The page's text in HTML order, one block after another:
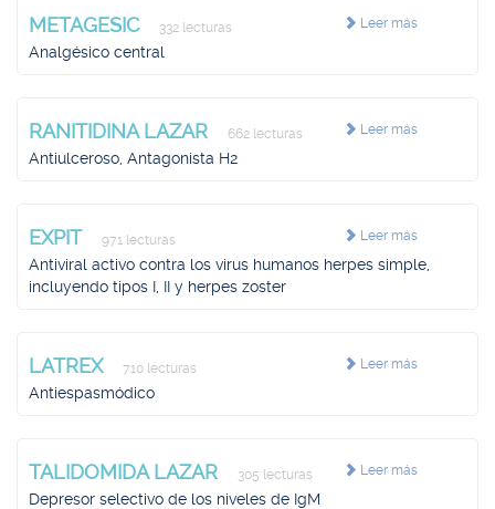
Leer más
METAGESIC 332 lecturas
Analgésico central
Leer más
RANITIDINA LAZAR 662 lecturas
Antiulceroso, Antagonista H2
Leer más
EXPIT 971 lecturas
Antiviral activo contra los virus humanos herpes simple,
incluyendo tipos I, II y herpes zoster
Leer más
LATREX 710 lecturas
Antiespasmódico
Leer más
TALIDOMIDA LAZAR 305 lecturas
Depresor selectivo de los niveles de IgM